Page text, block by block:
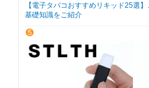
【電子タバコおすすめリキッド25選
基礎知識をご紹介